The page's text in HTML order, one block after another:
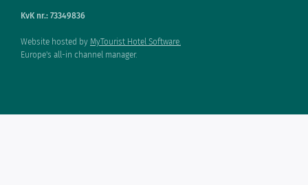
KvK nr.: 73349836
Website hosted by MyTourist Hotel Software.
Europe's all-in channel manager.